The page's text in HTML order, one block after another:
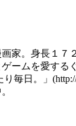
家。身長１７
ームを愛する
毎日。」